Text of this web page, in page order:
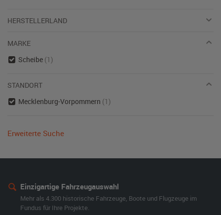
HERSTELLERLAND
MARKE
Scheibe (1)
STANDORT
Mecklenburg-Vorpommern (1)
Erweiterte Suche
Einzigartige Fahrzeugauswahl
Mehr als 4.300 historische Fahrzeuge, Boote und Flugzeuge im
Fundus für Ihre Projekte.